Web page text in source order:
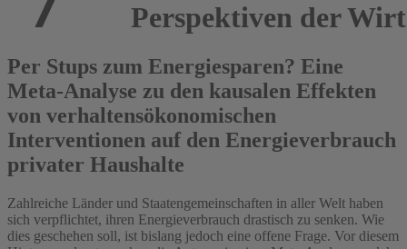
Perspektiven der
Per Stups zum Energiesparen? Eine
Meta-Analyse zu den kausalen Effekten
von verhaltensökonomischen
Interventionen auf den Energieverbrauch
privater Haushalte
Zahlreiche Länder und Staatengemeinschaften in aller Welt haben
sich verpflichtet, ihren Energieverbrauch drastisch zu senken. Wie
dies geschehen soll, ist bislang jedoch eine offene Frage. Vor diesem